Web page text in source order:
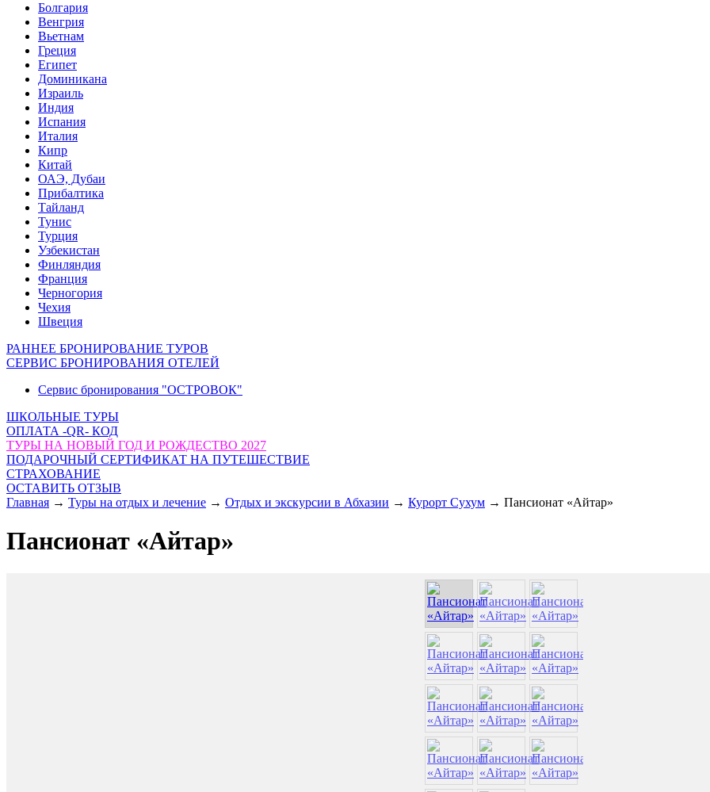
Болгария
Венгрия
Вьетнам
Греция
Египет
Доминикана
Израиль
Индия
Испания
Италия
Кипр
Китай
ОАЭ, Дубаи
Прибалтика
Тайланд
Тунис
Турция
Узбекистан
Финляндия
Франция
Черногория
Чехия
Швеция
РАННЕЕ БРОНИРОВАНИЕ ТУРОВ
СЕРВИС БРОНИРОВАНИЯ ОТЕЛЕЙ
Сервис бронирования "ОСТРОВОК"
ШКОЛЬНЫЕ ТУРЫ
ОПЛАТА -QR- КОД
ТУРЫ НА НОВЫЙ ГОД И РОЖДЕСТВО 2027
ПОДАРОЧНЫЙ СЕРТИФИКАТ НА ПУТЕШЕСТВИЕ
СТРАХОВАНИЕ
ОСТАВИТЬ ОТЗЫВ
Главная → Туры на отдых и лечение → Отдых и экскурсии в Абхазии → Курорт Сухум → Пансионат «Айтар»
Пансионат «Айтар»